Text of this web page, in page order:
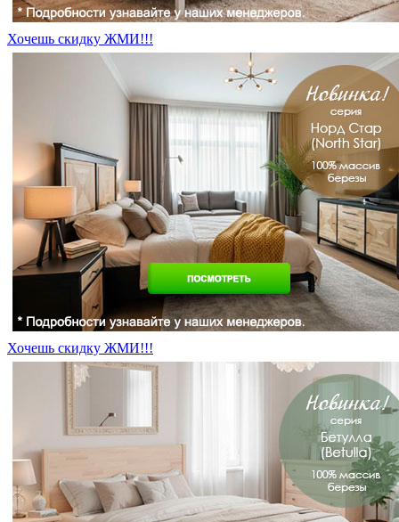
Хочешь скидку ЖМИ!!!
Хочешь скидку ЖМИ!!!